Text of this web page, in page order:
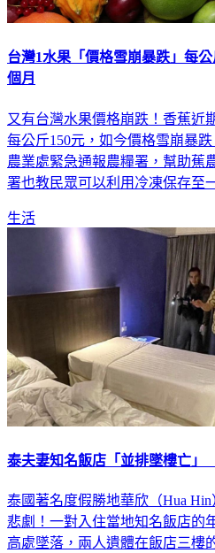
台灣1水果「價格雪崩暴跌」每
個月
又有台灣水果價格崩跌！香蕉近
每公斤150元，如今價格雪崩暴
農業處緊急通報農糧署，幫助蕉
署也教民眾可以利用冷凍保存至
生活
泰夫妻知名飯店「並排墜樓亡
泰國著名度假勝地華欣（Hua
悲劇！一對入住當地知名飯店的
高處墜落，兩人遺體在飯店三樓